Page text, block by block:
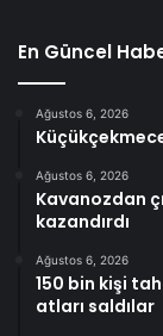
En Güncel
Ağustos 6, 2026
Ağustos 6, 2026
Kavanozdan
kazandırdı
Ağustos 6, 2026
150 bin kişi
atları saldılar